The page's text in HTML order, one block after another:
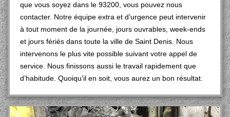
que vous soyez dans le 93200, vous pouvez nous
contacter. Notre équipe extra et d’urgence peut intervenir
à tout moment de la journée, jours ouvrables, week-ends
et jours fériés dans toute la ville de Saint Denis. Nous
intervenons le plus vite possible suivant votre appel de
service. Nous finissons aussi le travail rapidement que
d’habitude. Quoiqu’il en soit, vous aurez un bon résultat.